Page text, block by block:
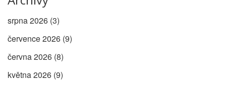
srpna 2026 (3)
července 2026 (9)
června 2026 (8)
května 2026 (9)